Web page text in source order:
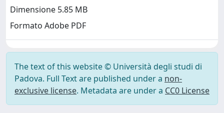
Dimensione 5.85 MB
Formato Adobe PDF
The text of this website © Università degli studi di
Padova. Full Text are published under a non-
exclusive license. Metadata are under a CC0 License